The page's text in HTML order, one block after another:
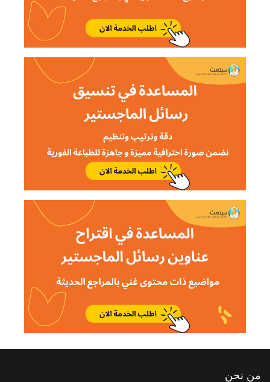
من نحن